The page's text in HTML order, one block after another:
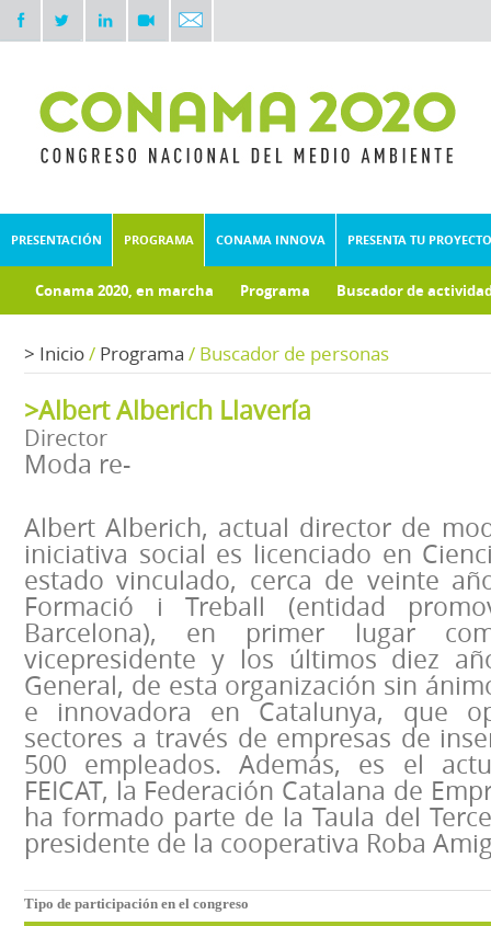
PRESENTACIÓN PROGRAMA CONAMA INNOVA PRESENTA TU PROYECTO
Conama 2020, en marcha Programa Buscador de
> Inicio/ Programa / Buscador de personas
>Albert Alberich Llavería
Director
Moda re-
Albert Alberich, actual director de
iniciativa social es licenciado en
estado vinculado, cerca de veinte
Formació i Treball (entidad
Barcelona), en primer lugar
vicepresidente y los últimos diez
General, de esta organización sin
e innovadora en Catalunya, que
sectores a través de empresas de
500 empleados. Además, es el
FEICAT, la Federación Catalana de
ha formado parte de la Taula del
presidente de la cooperativa Roba
Tipo de participación en el congreso